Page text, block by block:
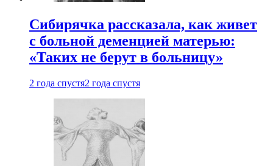
Сибирячка рассказала, как живет
с больной деменцией матерью:
«Таких не берут в больницу»
2 года спустя2 года спустя